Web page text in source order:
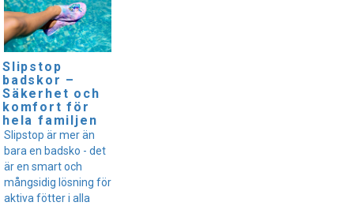
Slipstop
badskor –
Säkerhet och
komfort för
hela familjen
Slipstop är mer än
bara en badsko - det
är en smart och
mångsidig lösning för
aktiva fötter i alla